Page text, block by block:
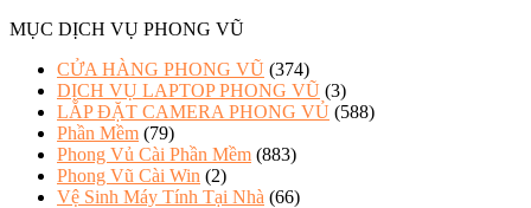
MỤC DỊCH VỤ PHONG VŨ
CỬA HÀNG PHONG VŨ (374)
DỊCH VỤ LAPTOP PHONG VŨ (3)
LẮP ĐẶT CAMERA PHONG VỦ (588)
Phần Mềm (79)
Phong Vủ Cài Phần Mềm (883)
Phong Vũ Cài Win (2)
Vệ Sinh Máy Tính Tại Nhà (66)